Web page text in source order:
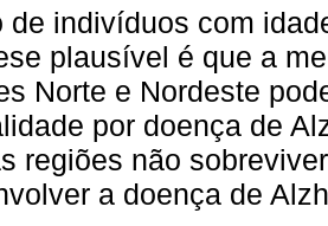
de indivíduos com
plausível é que a
Norte e Nordeste
por doença de
regiões não
a doença de